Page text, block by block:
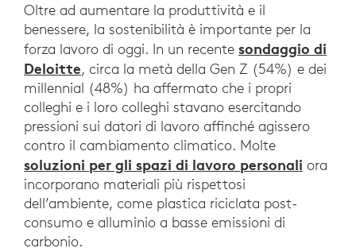
Oltre ad aumentare la produttività e il
benessere, la sostenibilità è importante per la
forza lavoro di oggi. In un recente sondaggio di
Deloitte, circa la metà della Gen Z (54%) e dei
millennial (48%) ha affermato che i propri
colleghi e i loro colleghi stavano esercitando
pressioni sui datori di lavoro affinché agissero
contro il cambiamento climatico. Molte
soluzioni per gli spazi di lavoro personali ora
incorporano materiali più rispettosi
dell’ambiente, come plastica riciclata post-
consumo e alluminio a basse emissioni di
carbonio.